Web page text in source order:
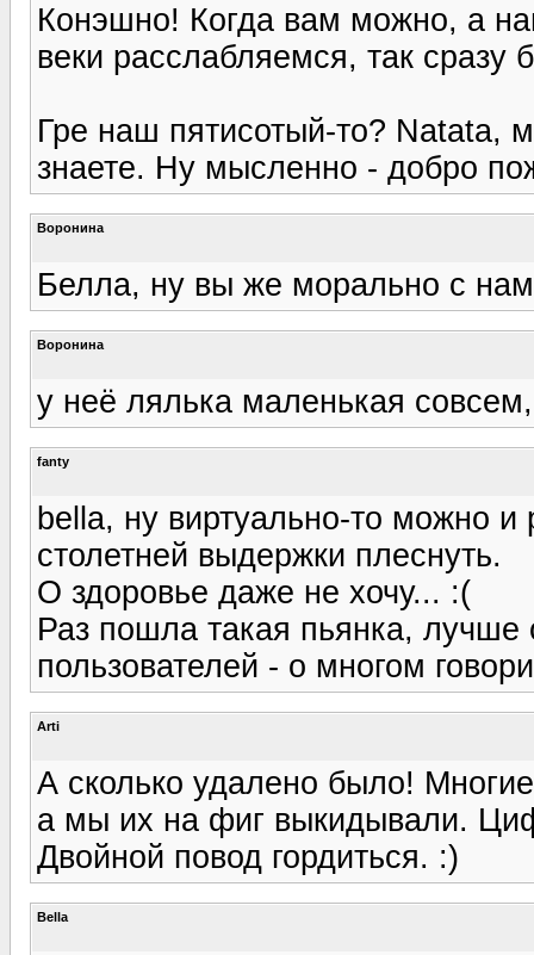
Конэшно! Когда вам можно, а
веки расслабляемся, так сразу
Гре наш пятисотый-то? Natata,
знаете. Ну мысленно - добро
Воронина
Белла, ну вы же морально с
Воронина
у неё лялька маленькая
fanty
bella, ну виртуально-то можно
столетней выдержки плеснуть.
О здоровье даже не хочу... :(
Раз пошла такая пьянка, лучше
пользователей - о многом
Arti
А сколько удалено было!
а мы их на фиг выкидывали.
Двойной повод гордиться. :)
Bella